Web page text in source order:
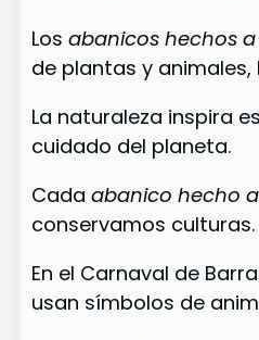
Losabanicos hechos
de plantas y
La naturaleza inspira
cuidado del planeta.
Cadaabanico hecho
conservamos culturas.
En el Carnaval de
usan símbolos de